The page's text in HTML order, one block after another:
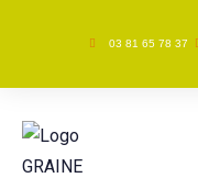
03 81 65 78 37